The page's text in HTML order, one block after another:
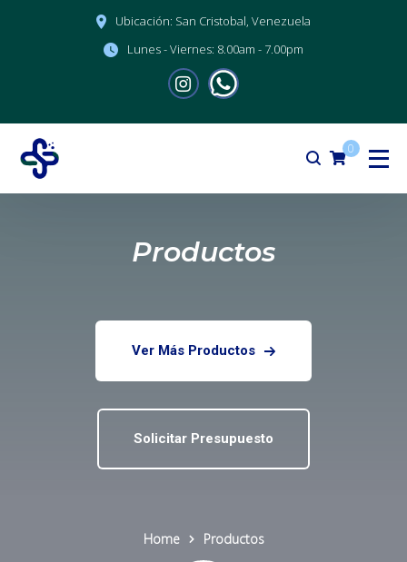
Ubicación: San Cristobal, Venezuela
Lunes - Viernes: 8.00am - 7.00pm
0
Productos
Ver Más Productos
Solicitar Presupuesto
Home Productos